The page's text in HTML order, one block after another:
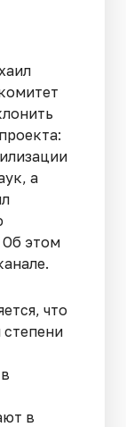
а
этом
что
степени
в